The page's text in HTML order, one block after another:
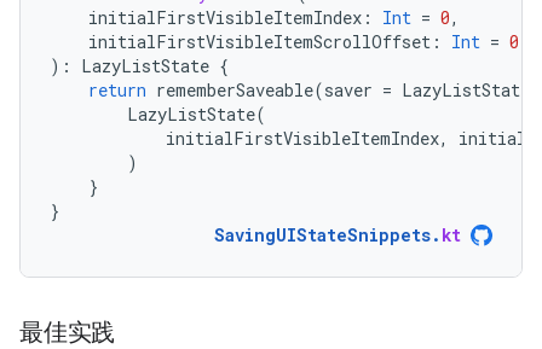
initialFirstVisibleItemIndex : Int = 0,
initialFirstVisibleItemScrollOffset : Int = 0
):
LazyListState {
return rememberSaveable(saver = LazyListState
LazyListState(
initialFirstVisibleItemIndex,
)
}
}
SavingUIStateSnippets. kt
最佳实践